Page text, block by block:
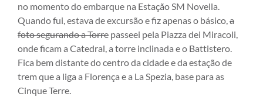
no momento do embarque na Estação SM Novella.
Quando fui, estava de excursão e fiz apenas o básico,a
foto segurando a Torre passeei pela Piazza dei Miracoli,
onde ficam a Catedral, a torre inclinada e o Battistero.
Fica bem distante do centro da cidade e da estação de
trem que a liga a Florença e a La Spezia, base para as
Cinque Terre.